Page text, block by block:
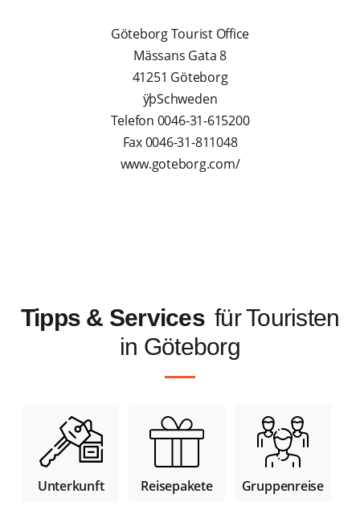
Göteborg Tourist Office
Mässans Gata 8
41251 Göteborg
ÿþSchweden
Telefon 0046-31-615200
Fax 0046-31-811048
www.goteborg.com/
Tipps & Services für Touristen
in Göteborg
Unterkunft Reisepakete Gruppenreise